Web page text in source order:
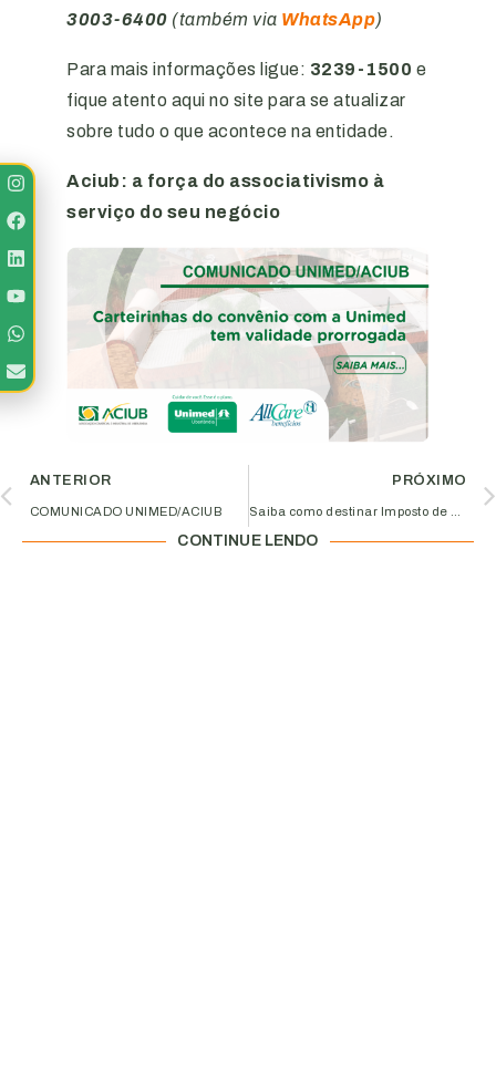
3003-6400 (também via WhatsApp)
Para mais informações ligue: 3239-1500 e
fique atento aqui no site para se atualizar
sobre tudo o que acontece na entidade.
Aciub: a força do associativismo à
serviço do seu negócio
ANTERIOR
COMUNICADO UNIMED/ACIUB
PRÓXIMO
CONTINUE LENDO